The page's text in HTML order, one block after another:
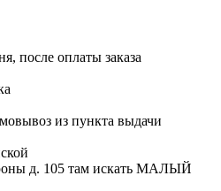
после оплаты заказа
из пункта выдачи
д. 105 там искать МАЛЫЙ